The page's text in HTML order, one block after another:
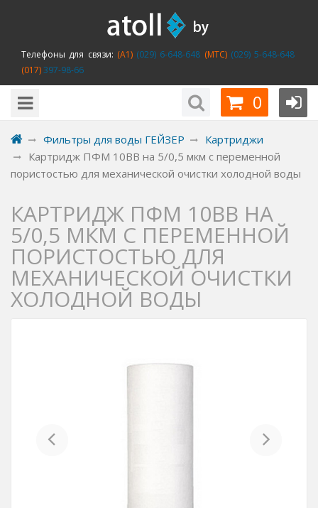
Телефоны для связи: (A1)(029) 6-648-648 (MTC)(029) 5-648-648
(017)397-98-66
0
Фильтры для воды ГЕЙЗЕР
Картриджи
Картридж ПФМ 10BB на 5/0,5 мкм с переменной
пористостью для механической очистки холодной воды
КАРТРИДЖ ПФМ 10BB НА
5/0,5 МКМ С ПЕРЕМЕННОЙ
ПОРИСТОСТЬЮ ДЛЯ
МЕХАНИЧЕСКОЙ ОЧИСТКИ
ХОЛОДНОЙ ВОДЫ